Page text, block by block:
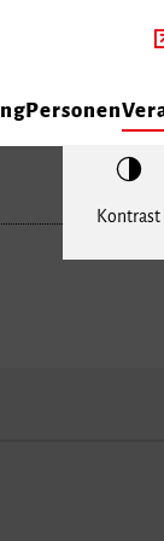
Personen
Kontrast